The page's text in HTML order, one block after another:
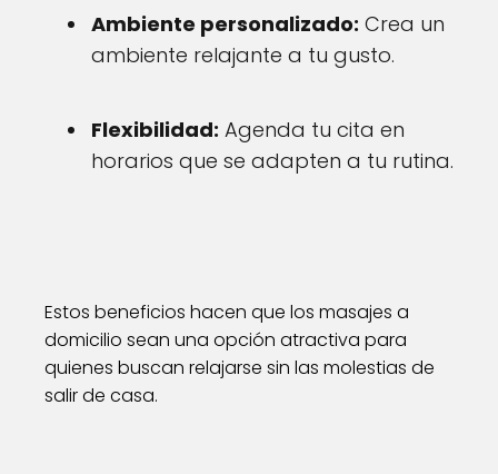
Ambiente personalizado: Crea un
ambiente relajante a tu gusto.
Flexibilidad: Agenda tu cita en
horarios que se adapten a tu rutina.
Estos beneficios hacen que los masajes a
domicilio sean una opción atractiva para
quienes buscan relajarse sin las molestias de
salir de casa.